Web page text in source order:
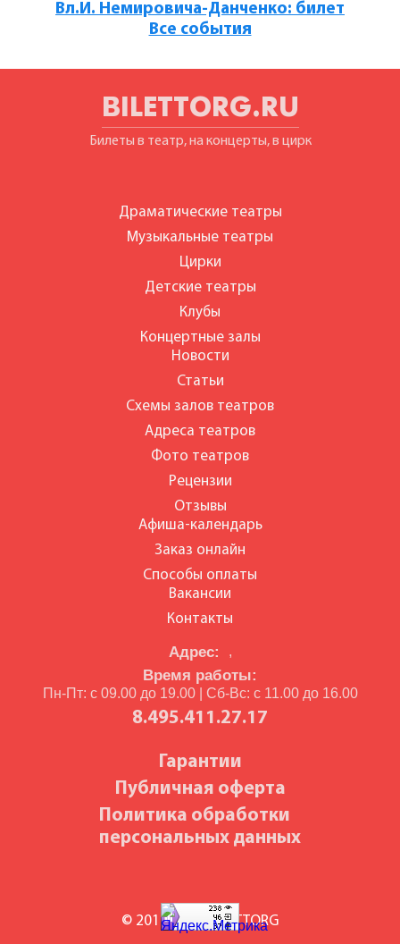
Вл.И. Немировича-Данченко: билет
Все события
BILETTORG.RU
Билеты в театр, на концерты, в цирк
Адрес: ,
Время работы:
Пн-Пт: с 09.00 до 19.00 | Сб-Вс: с 11.00 до 16.00
8.495.411.27.17
Гарантии
Публичная оферта
Политика обработки
персональных данных
Драматические театры
Музыкальные театры
Цирки
Детские театры
Клубы
Концертные залы
Новости
Статьи
Схемы залов театров
Адреса театров
Фото театров
Рецензии
Отзывы
Афиша-календарь
Заказ онлайн
Способы оплаты
Вакансии
Контакты
© 2010-2026 BILETTORG